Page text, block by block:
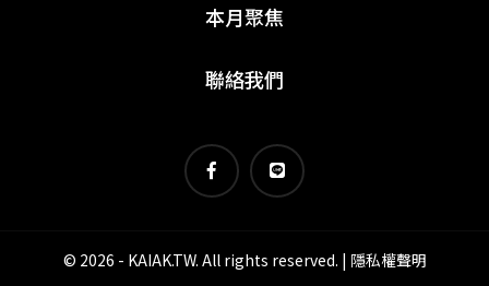
本月聚焦
聯絡我們
© 2026 - KAIAK.TW. All rights reserved. | 隱私權聲明